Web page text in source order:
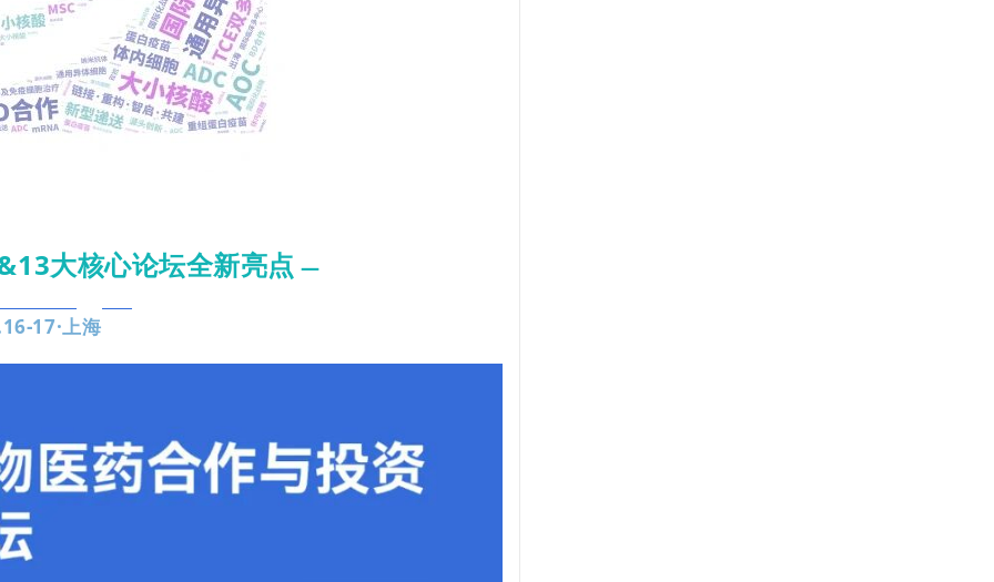
大核心论坛全新亮点 —
17·上海